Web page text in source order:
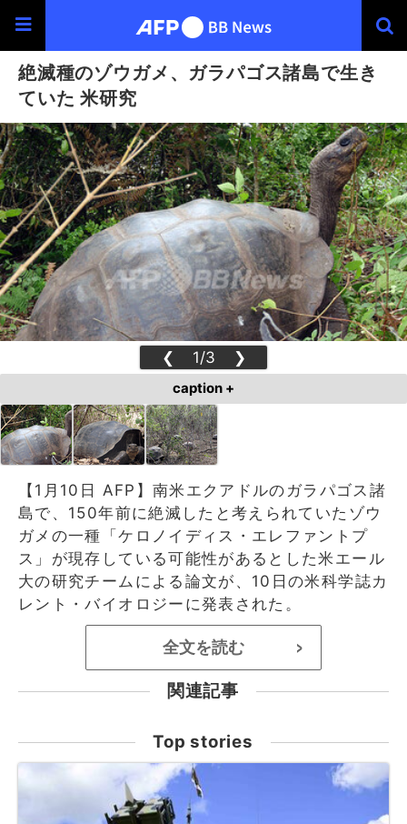
絶滅種のゾウガメ、ガラパゴス諸島で生き
ていた 米研究
❮ 1/3 ❯
caption +
【1月10日 AFP】南米エクアドルのガラパゴス諸
島で、150年前に絶滅したと考えられていたゾウ
ガメの一種「ケロノイディス・エレファントプ
ス」が現存している可能性があるとした米エール
大の研究チームによる論文が、10日の米科学誌カ
レント・バイオロジーに発表された。
全文を読む >
関連記事
Top stories